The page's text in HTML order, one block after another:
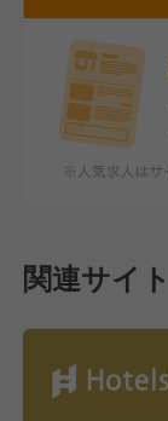
関連サイト